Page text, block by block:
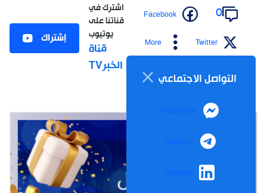
0
Facebook
Twitter
More
التواصل الاجتماعي
Messenger
Telegram
LinkedIn
اشترك في
قناتنا على
يوتيوب
قناة
الخبرTV
إشتراك